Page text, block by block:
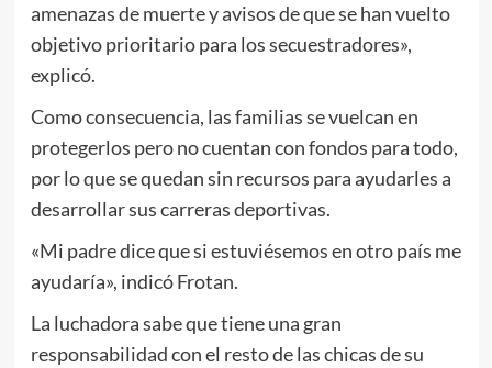
amenazas de muerte y avisos de que se han vuelto
objetivo prioritario para los secuestradores»,
explicó.
Como consecuencia, las familias se vuelcan en
protegerlos pero no cuentan con fondos para todo,
por lo que se quedan sin recursos para ayudarles a
desarrollar sus carreras deportivas.
«Mi padre dice que si estuviésemos en otro país me
ayudaría», indicó Frotan.
La luchadora sabe que tiene una gran
responsabilidad con el resto de las chicas de su